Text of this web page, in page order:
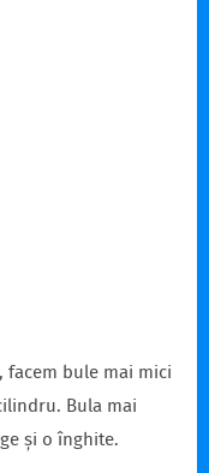
facem bule mai mici
Bula mai
și o înghite.